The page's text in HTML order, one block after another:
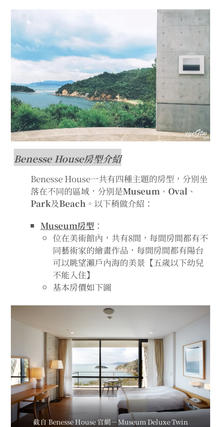
Benesse House房型介紹
Benesse House一共有四種主題的房型，分別坐
落在不同的區域，分別是Museum 、Oval 、
Park及Beach 。以下稍做介紹：
Museum房型 ：
位在美術館內，共有8間，每間房間都有不
同藝術家的繪畫作品，每間房間都有陽台
可以眺望瀨戶內海的美景【五歲以下幼兒
不能入住】
基本房價如下圖
截自 Benesse House 官網－Museum Deluxe Twin